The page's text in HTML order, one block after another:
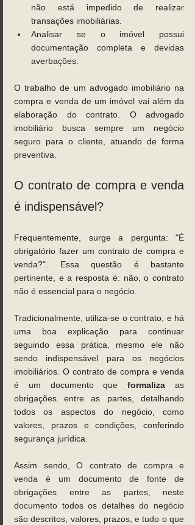
não está impedido de realizar
transações imobiliárias.
Analisar se o imóvel possui
documentação completa e devidas
averbações.
O trabalho de um advogado imobiliário na
compra e venda de um imóvel vai além da
elaboração do contrato. O advogado
imobiliário busca sempre um negócio
seguro para o cliente, atuando de forma
preventiva.
O contrato de compra e venda
é indispensável?
Frequentemente, surge a pergunta: "É
obrigatório fazer um contrato de compra e
venda?". Essa questão é bastante
pertinente, e a resposta é: não, o contrato
não é essencial para o negócio.
Tradicionalmente, utiliza-se o contrato, e há
uma boa explicação para continuar
seguindo essa prática, mesmo ele não
sendo indispensável para os negócios
imobiliários. O contrato de compra e venda
é um documento que formaliza as
obrigações entre as partes, detalhando
todos os aspectos do negócio, como
valores, prazos e condições, conferindo
segurança jurídica.
Assim sendo, O contrato de compra e
venda é um documento de fonte de
obrigações entre as partes, neste
documento todos os detalhes do negócio
são descritos, valores, prazos, e tudo o que